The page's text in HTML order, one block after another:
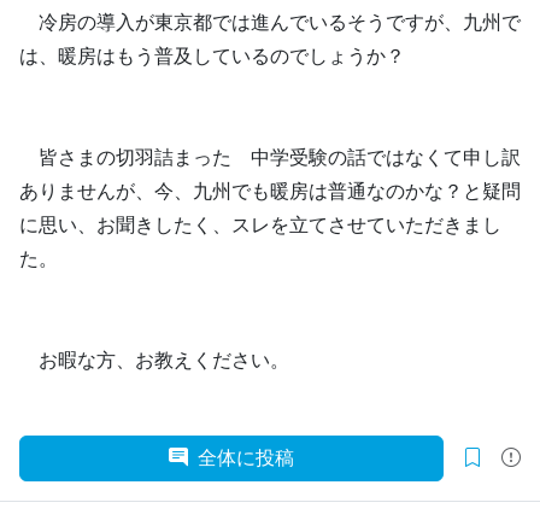
冷房の導入が東京都では進んでいるそうですが、九州で
は、暖房はもう普及しているのでしょうか？
皆さまの切羽詰まった 中学受験の話ではなくて申し訳
ありませんが、今、九州でも暖房は普通なのかな？と疑問
に思い、お聞きしたく、スレを立てさせていただきまし
た。
お暇な方、お教えください。
全体に投稿